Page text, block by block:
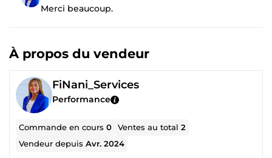
Merci beaucoup.
À propos du vendeur
FiNani_Services
Performance
Commande en cours0 Ventes au total2
Vendeur depuisAvr. 2024